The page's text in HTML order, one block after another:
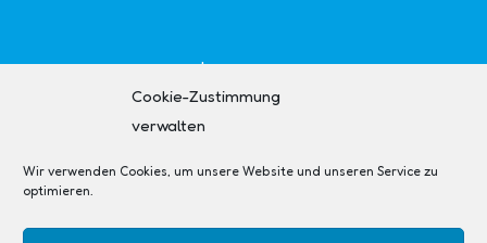
Cookie-Zustimmung
verwalten
Wir verwenden Cookies, um unsere Website und unseren Service zu
optimieren.
Impressum
Kontakt
AGB + Widerruf